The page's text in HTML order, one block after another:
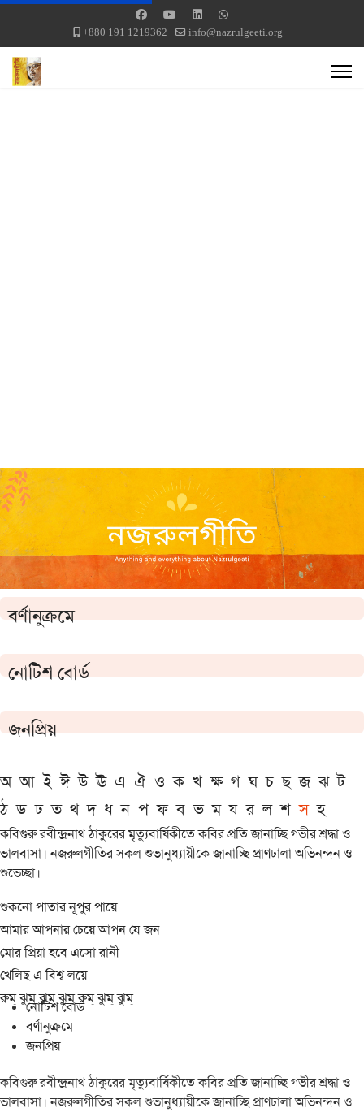
+880 191 1219362 info@nazrulgeeti.org
বর্ণানুক্রমে
নোটিশ বোর্ড
জনপ্রিয়
অ আ ই ঈ উ ঊ এ ঐ ও ক খ ক্ষ গ ঘ চ ছ জ ঝ ট
ঠ ড ঢ ত থ দ ধ ন প ফ ব ভ ম য র ল শ স হ
কবিগুরু রবীন্দ্রনাথ ঠাকুরের মৃত্যুবার্ষিকীতে কবির প্রতি জানাচ্ছি গভীর শ্রদ্ধা ও
ভালবাসা। নজরুলগীতির সকল শুভানুধ্যায়ীকে জানাচ্ছি প্রাণঢালা অভিনন্দন ও
শুভেচ্ছা।
শুকনো পাতার নূপুর পায়ে
আমার আপনার চেয়ে আপন যে জন
মোর প্রিয়া হবে এসো রানী
খেলিছ এ বিশ্ব লয়ে
রুম্ ঝুম্ ঝুম্ ঝুম্ রুম্ ঝুম্ ঝুম্
নোটিশ বোর্ড
বর্ণানুক্রমে
জনপ্রিয়
কবিগুরু রবীন্দ্রনাথ ঠাকুরের মৃত্যুবার্ষিকীতে কবির প্রতি জানাচ্ছি গভীর শ্রদ্ধা ও
ভালবাসা। নজরুলগীতির সকল শুভানুধ্যায়ীকে জানাচ্ছি প্রাণঢালা অভিনন্দন ও